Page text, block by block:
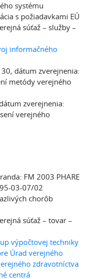
systému
s požiadavkami EÚ
súťaž – služby –
informačného
dátum zverejnenia:
metódy verejného
zverejnenia:
verejného
FM 2003 PHARE
03-07/02
chorôb
súťaž – tovar –
výpočtovej techniky
Úrad verejného
zdravotníctva
centrá